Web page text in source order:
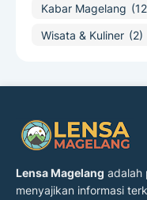
Kabar Magelang
Wisata & Kuliner (2)
Lensa Magelang adalah
menyajikan informasi